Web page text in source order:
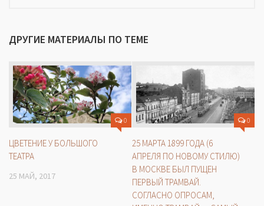
ДРУГИЕ МАТЕРИАЛЫ ПО ТЕМЕ
0
ЦВЕТЕНИЕ У БОЛЬШОГО
ТЕАТРА
25 МАЙ, 2017
0
25 МАРТА 1899 ГОДА (6
АПРЕЛЯ ПО НОВОМУ СТИЛЮ)
В МОСКВЕ БЫЛ ПУЩЕН
ПЕРВЫЙ ТРАМВАЙ.
СОГЛАСНО ОПРОСАМ,